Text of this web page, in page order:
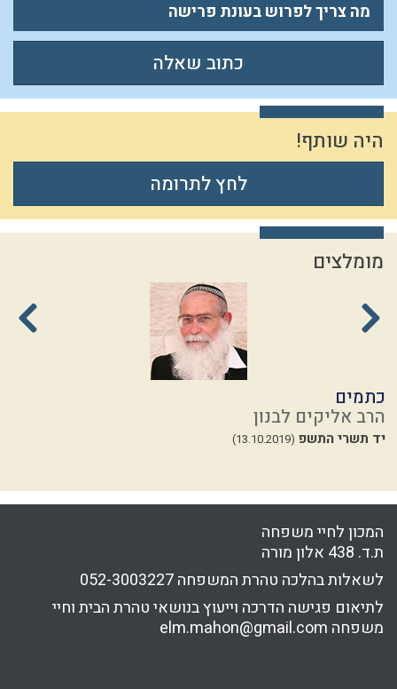
מה צריך לפרוש בעונת פרישה
כתוב שאלה
היה שותף!
לחץ לתרומה
מומלצים
כתמים
הרב אליקים לבנון
יד תשרי התשפ (13.10.2019)
המכון לחיי משפחה
ת.ד. 438 אלון מורה
לשאלות בהלכה טהרת המשפחה052-3003227
לתיאום פגישה הדרכה וייעוץ בנושאי טהרת הבית וחיי
משפחה elm.mahon@gmail.com